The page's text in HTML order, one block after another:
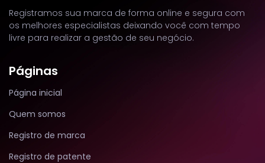
Registramos sua marca de forma online e segura com
os melhores especialistas deixando você com tempo
livre para realizar a gestão de seu negócio.
Páginas
Página inicial
Quem somos
Registro de marca
Registro de patente